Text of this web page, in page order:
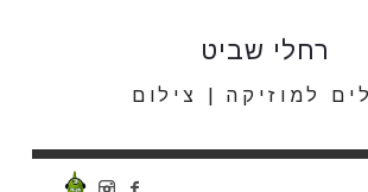
רחלי
שביט
רחלי שביט
למוזיקה | צילום